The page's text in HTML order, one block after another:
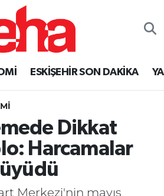
ESKİŞEHİR SON DAKİKA
Dikkat
Harcamalar
Merkezi'nin mayıs